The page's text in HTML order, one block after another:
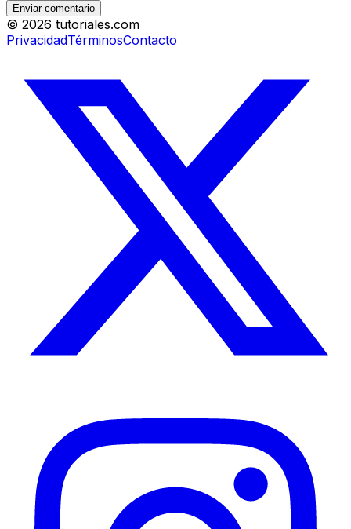
Enviar comentario
© 2026 tutoriales.com
PrivacidadTérminosContacto